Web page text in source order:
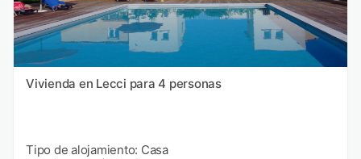
Vivienda en Lecci para 4 personas
Tipo de alojamiento: Casa